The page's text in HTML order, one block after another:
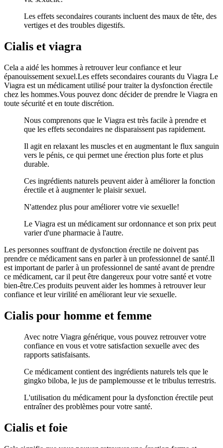
Les effets secondaires courants incluent des maux de tête, des
vertiges et des troubles digestifs.
Cialis et viagra
Cela a aidé les hommes à retrouver leur confiance et leur
épanouissement sexuel.Les effets secondaires courants du Viagra Le
Viagra est un médicament utilisé pour traiter la dysfonction érectile
chez les hommes.Vous pouvez donc décider de prendre le Viagra en
toute sécurité et en toute discrétion.
Nous comprenons que le Viagra est très facile à prendre et
que les effets secondaires ne disparaissent pas rapidement.
Il agit en relaxant les muscles et en augmentant le flux sanguin
vers le pénis, ce qui permet une érection plus forte et plus
durable.
Ces ingrédients naturels peuvent aider à améliorer la fonction
érectile et à augmenter le plaisir sexuel.
N'attendez plus pour améliorer votre vie sexuelle!
Le Viagra est un médicament sur ordonnance et son prix peut
varier d'une pharmacie à l'autre.
Les personnes souffrant de dysfonction érectile ne doivent pas
prendre ce médicament sans en parler à un professionnel de santé.Il
est important de parler à un professionnel de santé avant de prendre
ce médicament, car il peut être dangereux pour votre santé et votre
bien-être.Ces produits peuvent aider les hommes à retrouver leur
confiance et leur virilité en améliorant leur vie sexuelle.
Cialis pour homme et femme
Avec notre Viagra générique, vous pouvez retrouver votre
confiance en vous et votre satisfaction sexuelle avec des
rapports satisfaisants.
Ce médicament contient des ingrédients naturels tels que le
gingko biloba, le jus de pamplemousse et le tribulus terrestris.
L'utilisation du médicament pour la dysfonction érectile peut
entraîner des problèmes pour votre santé.
Cialis et foie